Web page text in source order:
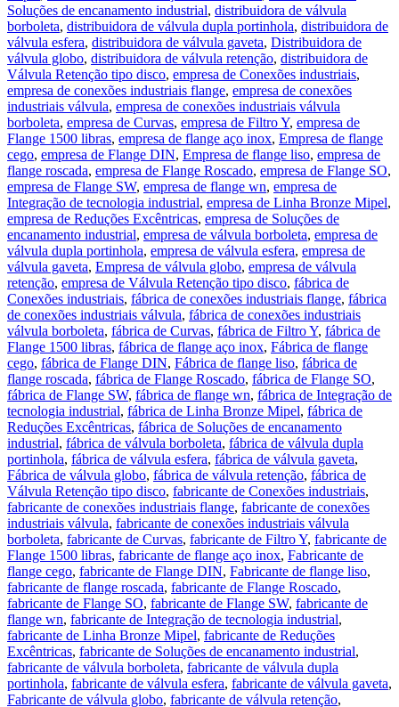
Soluções de encanamento industrial, distribuidora de válvula
borboleta, distribuidora de válvula dupla portinhola, distribuidora de
válvula esfera, distribuidora de válvula gaveta, Distribuidora de
válvula globo, distribuidora de válvula retenção, distribuidora de
Válvula Retenção tipo disco, empresa de Conexões industriais,
empresa de conexões industriais flange, empresa de conexões
industriais válvula, empresa de conexões industriais válvula
borboleta, empresa de Curvas, empresa de Filtro Y, empresa de
Flange 1500 libras, empresa de flange aço inox, Empresa de flange
cego, empresa de Flange DIN, Empresa de flange liso, empresa de
flange roscada, empresa de Flange Roscado, empresa de Flange SO,
empresa de Flange SW, empresa de flange wn, empresa de
Integração de tecnologia industrial, empresa de Linha Bronze Mipel,
empresa de Reduções Excêntricas, empresa de Soluções de
encanamento industrial, empresa de válvula borboleta, empresa de
válvula dupla portinhola, empresa de válvula esfera, empresa de
válvula gaveta, Empresa de válvula globo, empresa de válvula
retenção, empresa de Válvula Retenção tipo disco, fábrica de
Conexões industriais, fábrica de conexões industriais flange, fábrica
de conexões industriais válvula, fábrica de conexões industriais
válvula borboleta, fábrica de Curvas, fábrica de Filtro Y, fábrica de
Flange 1500 libras, fábrica de flange aço inox, Fábrica de flange
cego, fábrica de Flange DIN, Fábrica de flange liso, fábrica de
flange roscada, fábrica de Flange Roscado, fábrica de Flange SO,
fábrica de Flange SW, fábrica de flange wn, fábrica de Integração de
tecnologia industrial, fábrica de Linha Bronze Mipel, fábrica de
Reduções Excêntricas, fábrica de Soluções de encanamento
industrial, fábrica de válvula borboleta, fábrica de válvula dupla
portinhola, fábrica de válvula esfera, fábrica de válvula gaveta,
Fábrica de válvula globo, fábrica de válvula retenção, fábrica de
Válvula Retenção tipo disco, fabricante de Conexões industriais,
fabricante de conexões industriais flange, fabricante de conexões
industriais válvula, fabricante de conexões industriais válvula
borboleta, fabricante de Curvas, fabricante de Filtro Y, fabricante de
Flange 1500 libras, fabricante de flange aço inox, Fabricante de
flange cego, fabricante de Flange DIN, Fabricante de flange liso,
fabricante de flange roscada, fabricante de Flange Roscado,
fabricante de Flange SO, fabricante de Flange SW, fabricante de
flange wn, fabricante de Integração de tecnologia industrial,
fabricante de Linha Bronze Mipel, fabricante de Reduções
Excêntricas, fabricante de Soluções de encanamento industrial,
fabricante de válvula borboleta, fabricante de válvula dupla
portinhola, fabricante de válvula esfera, fabricante de válvula gaveta,
Fabricante de válvula globo, fabricante de válvula retenção,